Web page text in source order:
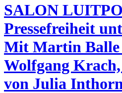
SALON
Pressefreiheit
Mit Martin Balle
Wolfgang
von Julia